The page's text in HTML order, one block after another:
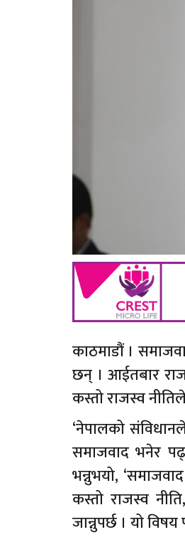
काठमाडौं ।
छन् । आईतबार
कस्तो राजस्व
‘नेपालको
समाजवाद भनेर
भन्नुभयो,
कस्तो राजस्व
जान्नुपर्छ । यो